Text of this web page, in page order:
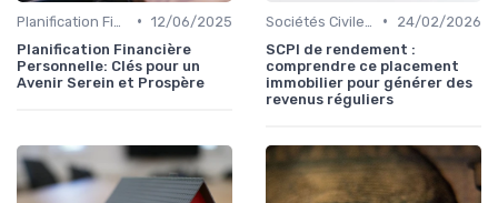
• 12/06/2025
Planification Financière
Personnelle: Clés pour un
Avenir Serein et Prospère
•
24/02/2026
SCPI de rendement :
comprendre ce placement
immobilier pour générer des
revenus réguliers